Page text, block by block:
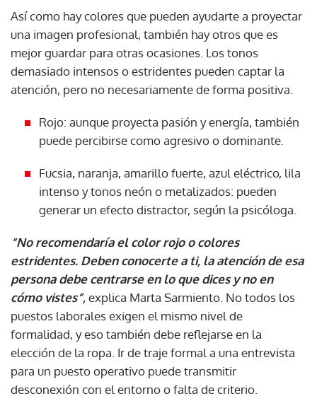
Así como hay colores que pueden ayudarte a proyectar
una imagen profesional, también hay otros que es
mejor guardar para otras ocasiones. Los tonos
demasiado intensos o estridentes pueden captar la
atención, pero no necesariamente de forma positiva.
Rojo: aunque proyecta pasión y energía, también
puede percibirse como agresivo o dominante.
Fucsia, naranja, amarillo fuerte, azul eléctrico, lila
intenso y tonos neón o metalizados: pueden
generar un efecto distractor, según la psicóloga.
“No recomendaría el color rojo o colores
estridentes. Deben conocerte a ti, la atención de esa
persona debe centrarse en lo que dices y no en
cómo vistes”,explica Marta Sarmiento. No todos los
puestos laborales exigen el mismo nivel de
formalidad, y eso también debe reflejarse en la
elección de la ropa. Ir de traje formal a una entrevista
para un puesto operativo puede transmitir
desconexión con el entorno o falta de criterio.